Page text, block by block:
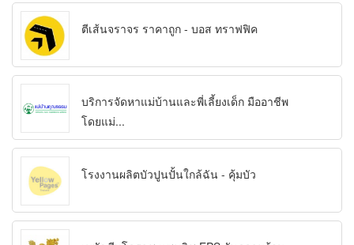
ตีเส้นจราจร ราคาถูก - บอส ทราฟฟิค
บริการจัดหาแม่บ้านและพี่เลี้ยงเด็ก มืออาชีพ
โดยแม่...
โรงงานผลิตบัวปูนปั้นใกล้ฉัน - คุ้มบัว